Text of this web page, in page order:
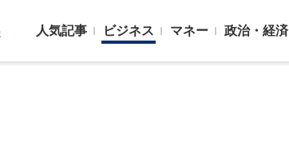
人気記事 ビジネス マネー 政治・経済